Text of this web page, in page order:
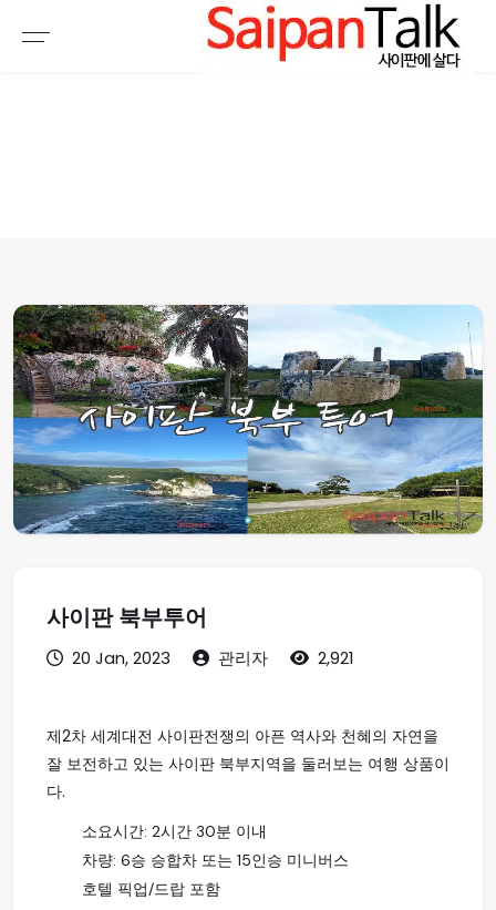
사이판 북부투어
20 Jan, 2023 관리자 2,921
제2차 세계대전 사이판전쟁의 아픈 역사와 천혜의 자연을
잘 보전하고 있는 사이판 북부지역을 둘러보는 여행 상품이
다.
소요시간: 2시간 30분 이내
차량: 6승 승합차 또는 15인승 미니버스
호텔 픽업/드랍 포함
여행정보
생활정보